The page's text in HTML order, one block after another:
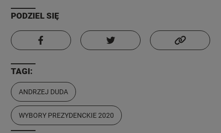
PODZIEL SIĘ
TAGI:
ANDRZEJ DUDA
WYBORY PREZYDENCKIE 2020